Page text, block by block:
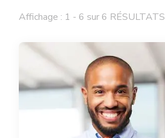
Affichage : 1 - 6 sur 6 RÉSULTATS